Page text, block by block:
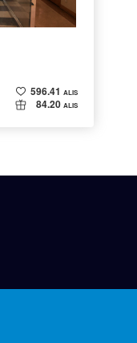
596.41 ALIS
84.20 ALIS